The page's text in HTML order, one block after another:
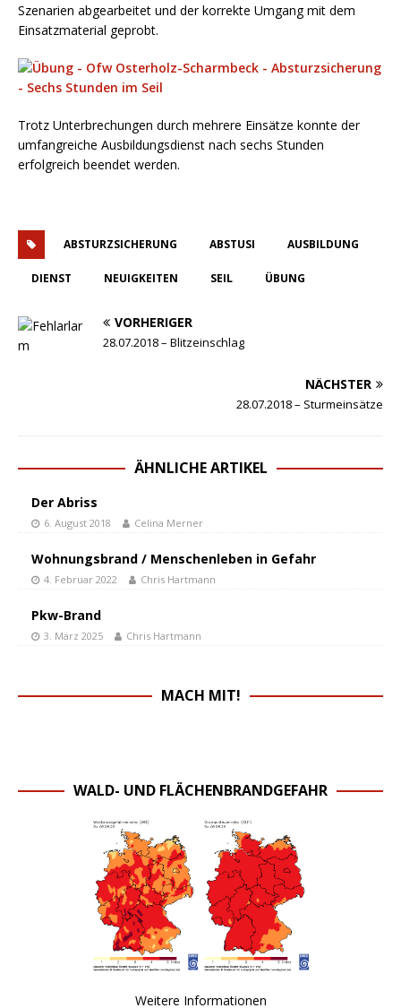
Szenarien abgearbeitet und der korrekte Umgang mit dem
Einsatzmaterial geprobt.
Trotz Unterbrechungen durch mehrere Einsätze konnte der
umfangreiche Ausbildungsdienst nach sechs Stunden
erfolgreich beendet werden.
ABSTURZSICHERUNG ABSTUSI AUSBILDUNG
DIENST NEUIGKEITEN SEIL ÜBUNG
VORHERIGER
28.07.2018 – Blitzeinschlag
NÄCHSTER
28.07.2018 – Sturmeinsätze
ÄHNLICHE ARTIKEL
Der Abriss
6. August 2018 Celina Merner
Wohnungsbrand / Menschenleben in Gefahr
4. Februar 2022 Chris Hartmann
Pkw-Brand
3. März 2025 Chris Hartmann
MACH MIT!
WALD- UND FLÄCHENBRANDGEFAHR
Weitere Informationen